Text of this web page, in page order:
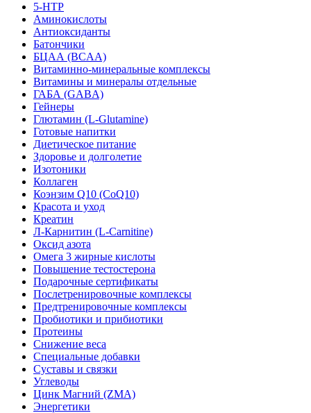
5-HTP
Аминокислоты
Антиоксиданты
Батончики
БЦАА (BCAA)
Витаминно-минеральные комплексы
Витамины и минералы отдельные
ГАБА (GABA)
Гейнеры
Глютамин (L-Glutamine)
Готовые напитки
Диетическое питание
Здоровье и долголетие
Изотоники
Коллаген
Коэнзим Q10 (CoQ10)
Красота и уход
Креатин
Л-Карнитин (L-Сarnitine)
Оксид азота
Омега 3 жирные кислоты
Повышение тестостерона
Подарочные сертификаты
Послетренировочные комплексы
Предтренировочные комплексы
Пробиотики и прибиотики
Протеины
Снижение веса
Специальные добавки
Суставы и связки
Углеводы
Цинк Магний (ZMA)
Энергетики